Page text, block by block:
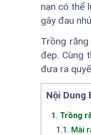
nạn có thể
gây đau
Trồng
đẹp. Cùng
đưa ra
Nội Dung
1. Trồng
1.1 . Mài